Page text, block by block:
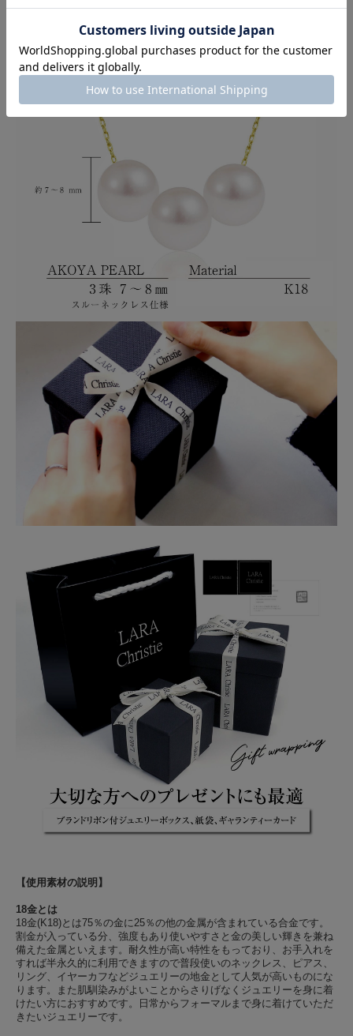
【使用素材の説明】
18金とは
18金(K18)とは75％の金に25％の他の金属が含まれている合金です。
割金が入っている分、強度もあり使いやすさと金の美しい輝きを兼ね
備えた金属といえます。耐久性が高い特性をもっており、お手入れを
すれば半永久的に利用できますので普段使いのネックレス、ピアス、
リング、イヤーカフなどジュエリーの地金として人気が高いものにな
ります。また肌馴染みがよいことからさりげなくジュエリーを身に着
けたい方におすすめです。日常からフォーマルまで身に着けていただ
きたいジュエリーです。